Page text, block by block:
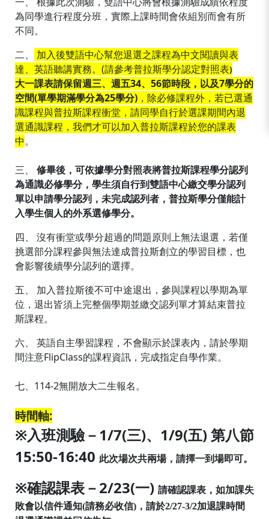
為同學進行程度分班，實際上課時間會依組別而會有所
不同。
二、
加入後雙語中心幫您退選之課程為中文閱讀與表
達、英語聽講實務。(請參考普拉斯學分認定對照表)
大一課表請保留週三、週五34、56節時段，以及7學分的
空間(單學期滿學分為25學分) ，除必修課程外，若已選通
識課程與普拉斯課程衝堂，請同學自行於選課期間內退
選通識課程，我們才可以加入普拉斯課程於您的課表
中。
三、
修畢後，可依據學分對照表將普拉斯課程學分認列
為通識必修學分，學生須自行到雙語中心繳交學分認列
單以申請學分認列，未完成認列者，普拉斯學分僅能計
入學生個人的外系選修學分。
四、 沒有衝堂或學分超過的問題原則上無法退選，若僅
挑選部分課程參與無法達成普拉斯創立的學習目標，也
會影響後續學分認列的選擇。
五、 加入普拉斯後不可中途退出，參與課程以學期為單
位，退出皆須上完整個學期並繳交認列單才算結束普拉
斯課程。
六、 英語自主學習課程，不會顯示於課表內，請於學期
間注意FlipClass的課程資訊，完成指定自學作業。
七、114-2無開放大二生報名。
時間軸:
※入班測驗－1/7(三)、1/9(五) 第八節
15:50-16:40 此次場次共兩場， 請擇一到場即可。
※確認課表－2/23(一) 請確認課表，如加課失
敗會以信件通知(請務必收信)， 請於2/27-3/2加退課時間